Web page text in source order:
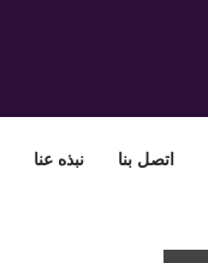
اتصل بنا نبذه عنا